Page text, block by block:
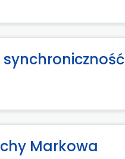
synchroniczność
Markowa